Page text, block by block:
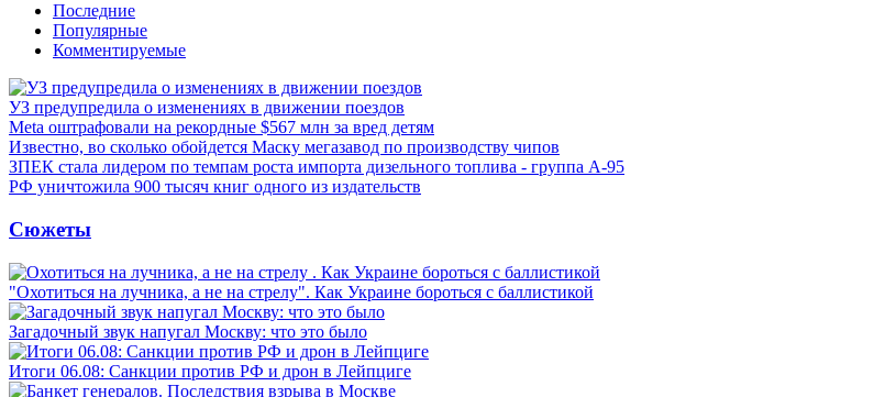
Последние
Популярные
Комментируемые
УЗ предупредила о изменениях в движении поездов
Meta оштрафовали на рекордные $567 млн за вред детям
Известно, во сколько обойдется Маску мегазавод по производству чипов
ЗПЕК стала лидером по темпам роста импорта дизельного топлива - группа А-95
РФ уничтожила 900 тысяч книг одного из издательств
Сюжеты
"Охотиться на лучника, а не на стрелу". Как Украине бороться с баллистикой
Загадочный звук напугал Москву: что это было
Итоги 06.08: Санкции против РФ и дрон в Лейпциге